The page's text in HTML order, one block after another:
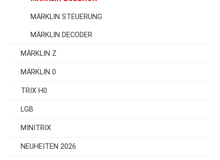
MÄRKLIN STEUERUNG
MÄRKLIN DECODER
MÄRKLIN Z
MÄRKLIN 0
TRIX H0
LGB
MINITRIX
NEUHEITEN 2026